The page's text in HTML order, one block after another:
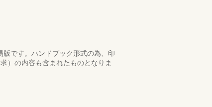
です。ハンドブック形式の為、印
）の内容も含まれたものとなりま